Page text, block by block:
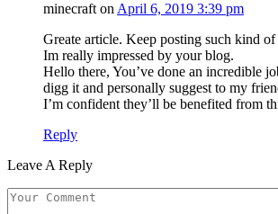
minecraftonApril 6, 2019 3:39 pm
Greate article. Keep posting such kind
Im really impressed by your blog.
Hello there, You’ve done an incredible
digg it and personally suggest to my
I’m confident they’ll be benefited from
Reply
Leave A Reply